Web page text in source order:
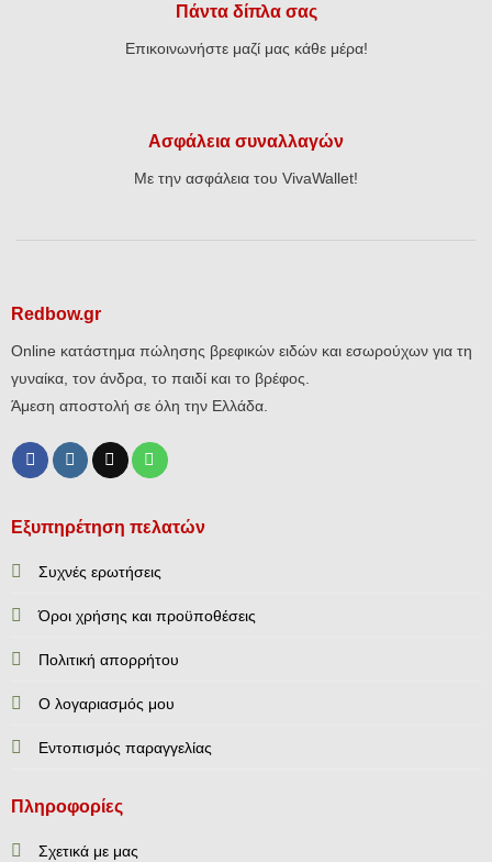
Πάντα δίπλα σας
Επικοινωνήστε μαζί μας κάθε μέρα!
Ασφάλεια συναλλαγών
Με την ασφάλεια του VivaWallet!
Redbow.gr
Online κατάστημα πώλησης βρεφικών ειδών και εσωρούχων για τη
γυναίκα, τον άνδρα, το παιδί και το βρέφος.
Άμεση αποστολή σε όλη την Ελλάδα.
Εξυπηρέτηση πελατών
Συχνές ερωτήσεις
Όροι χρήσης και προϋποθέσεις
Πολιτική απορρήτου
Ο λογαριασμός μου
Εντοπισμός παραγγελίας
Πληροφορίες
Σχετικά με μας